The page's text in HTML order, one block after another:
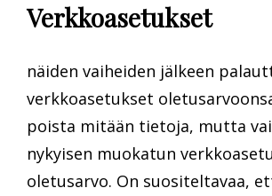
Verkkoasetukset
näiden vaiheiden jälkeen
verkkoasetukset
poista mitään tietoja, mutta
nykyisen muokatun
oletusarvo. On suositeltavaa,